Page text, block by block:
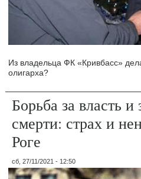
Из владельца ФК «Кривбасс»
олигарха?
Борьба за власть и
смерти: страх и
Роге
сб, 27/11/2021 - 12:50